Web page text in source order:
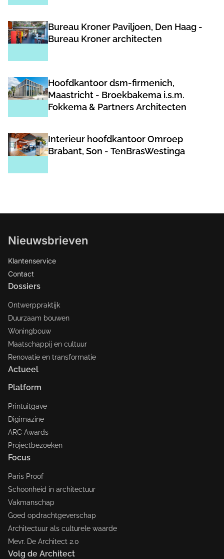
Bureau Kroner Paviljoen, Den Haag -
Bureau Kroner architecten
Hoofdkantoor dsm-firmenich,
Maastricht - Broekbakema i.s.m.
Fokkema & Partners Architecten
Interieur hoofdkantoor Omroep
Brabant, Son - TenBrasWestinga
Nieuwsbrieven
Klantenservice
Contact
Dossiers
Ontwerppraktijk
Duurzaam bouwen
Woningbouw
Maatschappij en cultuur
Renovatie en transformatie
Actueel
Platform
Printuitgave
Digimazine
ARC Awards
Projectbezoeken
Focus
Paris Proof
Schoonheid in architectuur
Vakmanschap
Goed opdrachtgeverschap
Architectuur als culturele waarde
Mevr. De Architect 2.0
Volg de Architect